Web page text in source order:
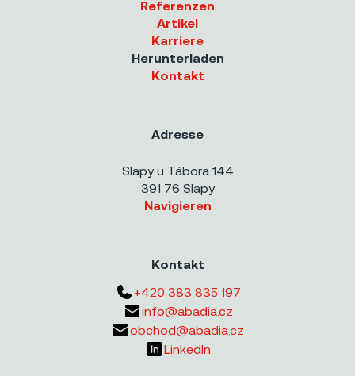
Referenzen
Artikel
Karriere
Herunterladen
Kontakt
Adresse
Slapy u Tábora 144
391 76 Slapy
Navigieren
Kontakt
+420 383 835 197
info@abadia.cz
obchod@abadia.cz
LinkedIn